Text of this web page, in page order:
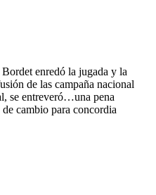
enredó la jugada y la
de las campaña nacional
se entreveró…una pena
cambio para concordia